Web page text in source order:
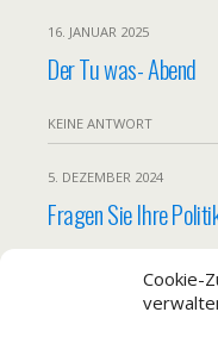
Cookie-
16. JANUAR 2025
Der Tu was- Abend
KEINE ANTWORT
5. DEZEMBER 2024
Fragen Sie Ihre